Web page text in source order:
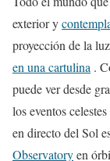
exterior y
proyección de la
en una cartulina .
puede ver desde
los eventos
en directo del Sol
Observatoryen